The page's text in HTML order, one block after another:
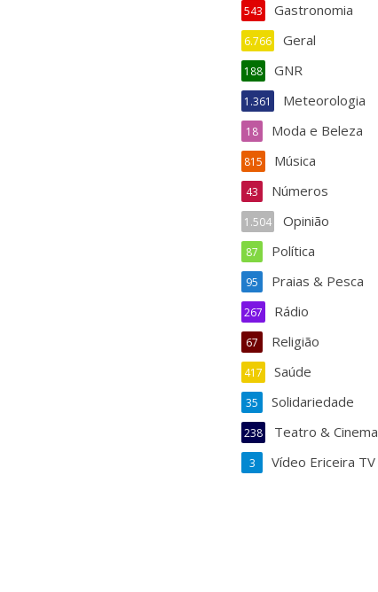
Gastronomia
543
Geral
6.766
GNR
188
Meteorologia
1.361
Moda e Beleza
18
Música
815
Números
43
Opinião
1.504
Política
87
Praias & Pesca
95
Rádio
267
Religião
67
Saúde
417
Solidariedade
35
Teatro & Cinema
238
Vídeo Ericeira TV
3